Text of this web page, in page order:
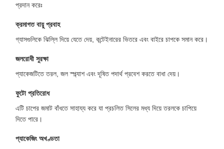
প্রদান করেঃ
ক্রমাগত বায়ু প্রবাহ
গ্যাসগুলিকে ঝিল্লি দিয়ে যেতে দেয়, কন্টেইনারের ভিতরে এবং বাইরে চাপকে সমান করে।
জলরোধী সুরক্ষা
প্যাকেজটিতে তরল, জল স্প্ল্যাশ এবং দূষিত পদার্থ প্রবেশ করতে বাধা দেয়।
ফুটো প্রতিরোধ
এটি চাপের জমাট বাঁধতে সাহায্য করে যা প্রচলিত সিলের মধ্য দিয়ে তরলকে চাপিয়ে
দিতে পারে।
প্যাকেজিং অখণ্ডতা